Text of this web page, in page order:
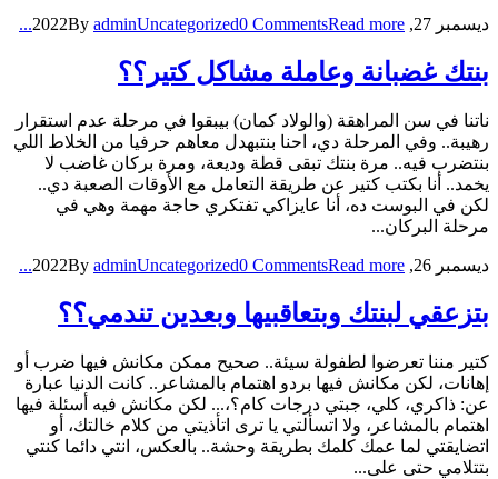
ديسمبر 27, 2022 By adminUncategorized0 CommentsRead more...
بنتك غضبانة وعاملة مشاكل كتير؟؟
ناتنا في سن المراهقة (والولاد كمان) بيبقوا في مرحلة عدم استقرار
رهيبة.. وفي المرحلة دي، احنا بنتبهدل معاهم حرفيا من الخلاط اللي
بنتضرب فيه.. مرة بنتك تبقى قطة وديعة، ومرة بركان غاضب لا
يخمد.. أنا بكتب كتير عن طريقة التعامل مع الأوقات الصعبة دي..
لكن في البوست ده، أنا عايزاكي تفتكري حاجة مهمة وهي في
مرحلة البركان...
ديسمبر 26, 2022 By adminUncategorized0 CommentsRead more...
بتزعقي لبنتك وبتعاقبيها وبعدين تندمي؟؟
كتير مننا تعرضوا لطفولة سيئة.. صحيح ممكن مكانش فيها ضرب أو
إهانات، لكن مكانش فيها بردو اهتمام بالمشاعر.. كانت الدنيا عبارة
عن: ذاكري، كلي، جبتي درجات كام؟،... لكن مكانش فيه أسئلة فيها
اهتمام بالمشاعر، ولا اتسألتي يا ترى اتأذيتي من كلام خالتك، أو
اتضايقتي لما عمك كلمك بطريقة وحشة.. بالعكس، انتي دائما كنتي
بتتلامي حتى على...